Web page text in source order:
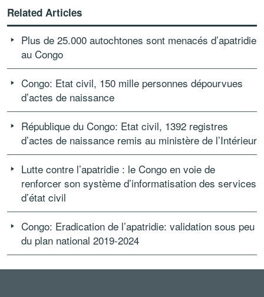
Related Articles
Plus de 25.000 autochtones sont menacés d’apatridie
au Congo
Congo: Etat civil, 150 mille personnes dépourvues
d’actes de naissance
République du Congo: Etat civil, 1392 registres
d’actes de naissance remis au ministère de l’Intérieur
Lutte contre l’apatridie : le Congo en voie de
renforcer son système d’informatisation des services
d’état civil
Congo: Eradication de l’apatridie: validation sous peu
du plan national 2019-2024